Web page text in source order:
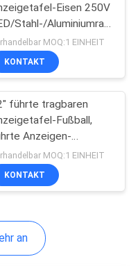
AFL
Eisen 250V
Stahl-/Aluminiumrahmen-
MOQ:1 EINHEIT
KONTAKT
führte tragbaren
Fußball,
Anzeigen-
grüne
Farbe
MOQ:1 EINHEIT
KONTAKT
an